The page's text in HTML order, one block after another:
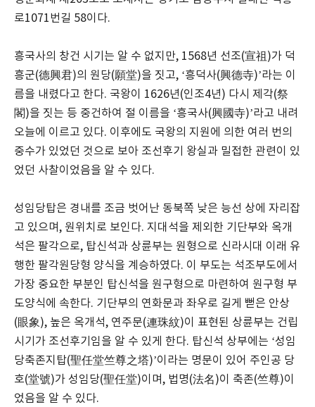
로1071번길 58이다.
흥국사의 창건 시기는 알 수 없지만, 1568년 선조(宣祖)가 덕
흥군(德興君)의 원당(願堂)을 짓고, ‘흥덕사(興德寺)’라는 이
름을 내렸다고 한다. 국왕이 1626년(인조4년) 다시 제각(祭
閣)을 짓는 등 중건하여 절 이름을 ‘흥국사(興國寺)’라고 내려
오늘에 이르고 있다. 이후에도 국왕의 지원에 의한 여러 번의
중수가 있었던 것으로 보아 조선후기 왕실과 밀접한 관련이 있
었던 사찰이었음을 알 수 있다.
성임당탑은 경내를 조금 벗어난 동북쪽 낮은 능선 상에 자리잡
고 있으며, 원위치로 보인다. 지대석을 제외한 기단부와 옥개
석은 팔각으로, 탑신석과 상륜부는 원형으로 신라시대 이래 유
행한 팔각원당형 양식을 계승하였다. 이 부도는 석조부도에서
가장 중요한 부분인 탑신석을 원구형으로 마련하여 원구형 부
도양식에 속한다. 기단부의 연화문과 좌우로 길게 뻗은 안상
(眼象), 높은 옥개석, 연주문(連珠紋)이 표현된 상륜부는 건립
시기가 조선후기임을 알 수 있게 한다. 탑신석 상부에는 ‘성임
당축존지탑(聖任堂竺尊之塔)’이라는 명문이 있어 주인공 당
호(堂號)가 성임당(聖任堂)이며, 법명(法名)이 축존(竺尊)이
었음을 알 수 있다.